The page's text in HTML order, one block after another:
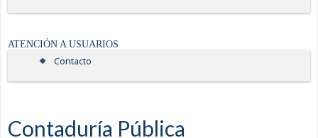
ATENCIÓN A USUARIOS
Contacto
Contaduría Pública